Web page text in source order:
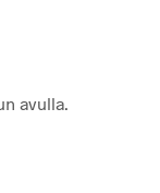
avulla.